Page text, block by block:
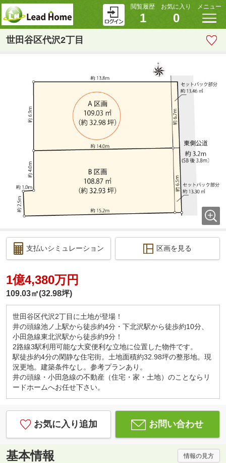
閲覧履歴
1
お気に入り
0
メニュー
世田谷区代沢2丁目
支払いシミュレーション 区画を見る
1億4,380万円
109.03㎡(32.98坪)
世田谷区代沢2丁目に土地が登場！
井の頭線池ノ上駅から徒歩約4分・下北沢駅から徒歩約10分、
小田急線東北沢駅から徒歩約9分！
2路線3駅利用可能な大変便利な立地に位置した物件です。
駅徒歩約4分の閑静な住宅街。土地面積約32.98坪の整形地。現
況更地。建築条件なし。参考プランあり。
井の頭線・小田急線の不動産（住宅・家・土地）のことならリ
ードホームへお任せ下さい。
お気に入り追加 お問い合わせ
基本情報 情報の見方